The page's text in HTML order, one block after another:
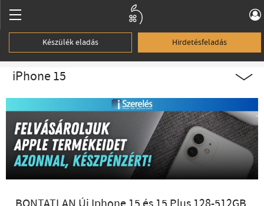
Készülék eladás Hirdetésfeladás
iPhone 15